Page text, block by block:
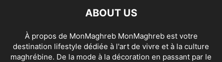
ABOUT US
À propos de MonMaghreb MonMaghreb est votre
destination lifestyle dédiée à l'art de vivre et à la culture
maghrébine. De la mode à la décoration en passant par le